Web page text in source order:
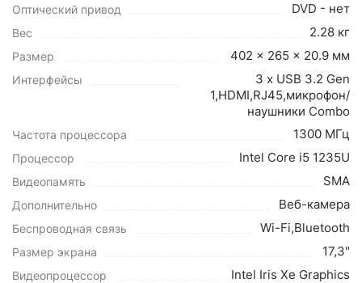
Оптический привод DVD - нет
Вес 2.28 кг
Размер 402 x 265 x 20.9 мм
Интерфейсы
3 x USB 3.2 Gen
1,HDMI,RJ45,микрофон/
наушники Combo
Частота процессора 1300 МГц
Процессор Intel Core i5 1235U
Видеопамять SMA
Дополнительно Веб-камера
Беспроводная связь Wi-Fi,Bluetooth
Размер экрана 17,3"
Видеопроцессор Intel Iris Xe Graphics